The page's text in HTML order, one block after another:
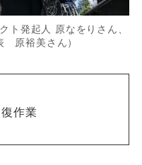
ト発起人 原なをりさん、
原裕美さん）
作業